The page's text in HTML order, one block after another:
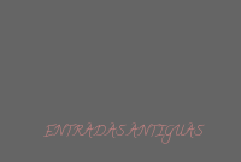
ENTRADAS ANTIGUAS